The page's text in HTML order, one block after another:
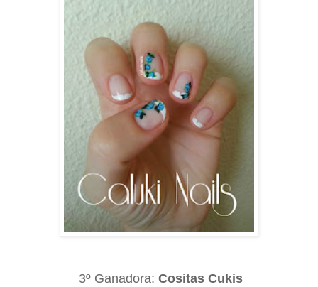
3º Ganadora: Cositas Cukis